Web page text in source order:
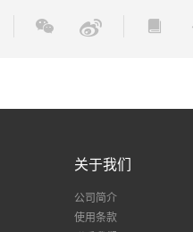
关于我们
公司简介
使用条款